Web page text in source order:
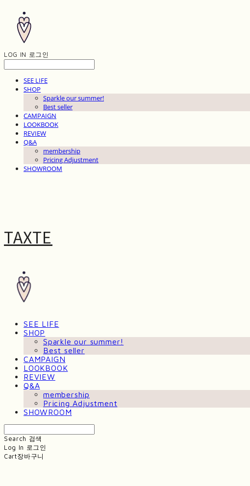
LOG IN 로그인
SEE LIFE
SHOP
Sparkle our summer!
Best seller
CAMPAIGN
LOOKBOOK
REVIEW
Q&A
membership
Pricing Adjustment
SHOWROOM
TAXTE
SEE LIFE
SHOP
Sparkle our summer!
Best seller
CAMPAIGN
LOOKBOOK
REVIEW
Q&A
membership
Pricing Adjustment
SHOWROOM
Search 검색
Log In 로그인
Cart장바구니